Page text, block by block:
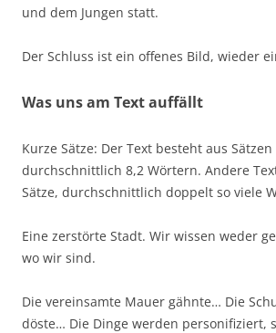
und dem Jungen statt.
Der Schluss ist ein offenes Bild, wieder
Was uns am Text auffällt
Kurze Sätze: Der Text besteht aus
durchschnittlich 8,2 Wörtern. Andere
Sätze, durchschnittlich doppelt so viele
Eine zerstörte Stadt. Wir wissen weder
wo wir sind.
Die vereinsamte Mauer gähnte… Die
döste… Die Dinge werden personifiziert,